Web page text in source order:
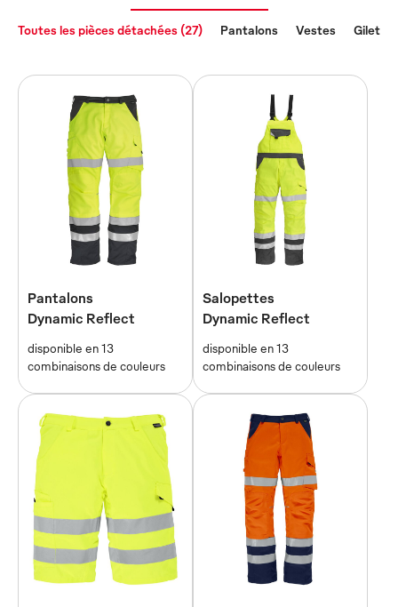
Toutes les pièces détachées (27) Pantalons Vestes Gilets
Pantalons
Dynamic Reflect
disponible en 13
combinaisons de couleurs
Salopettes
Dynamic Reflect
disponible en 13
combinaisons de couleurs